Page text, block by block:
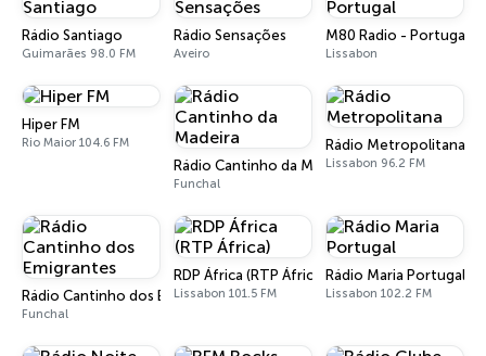
Rádio Santiago
Guimarães 98.0 FM
Rádio Sensações
Aveiro
M80 Radio - Portugal
Lissabon
Hiper FM
Rio Maior 104.6 FM
Rádio Cantinho da Madeira
Funchal
Rádio Metropolitana
Lissabon 96.2 FM
Rádio Cantinho dos Emigrantes
Funchal
RDP África (RTP África)
Lissabon 101.5 FM
Rádio Maria Portugal
Lissabon 102.2 FM